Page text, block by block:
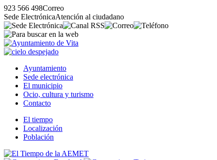
923 566 498Correo
Sede ElectrónicaAtención al ciudadano
Ayuntamiento
Sede electrónica
El municipio
Ocio, cultura y turismo
Contacto
El tiempo
Localización
Población